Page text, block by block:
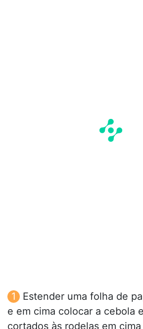
Estender uma folha de
e em cima colocar a cebola
cortados às rodelas em